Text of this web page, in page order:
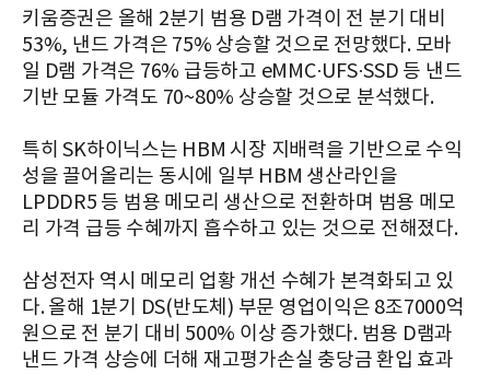
키움증권은 올해 2분기 범용 D램 가격이 전 분기 대비
53%, 낸드 가격은 75% 상승할 것으로 전망했다. 모바
일 D램 가격은 76% 급등하고 eMMC·UFS·SSD 등 낸드
기반 모듈 가격도 70~80% 상승할 것으로 분석했다.
특히 SK하이닉스는 HBM 시장 지배력을 기반으로 수익
성을 끌어올리는 동시에 일부 HBM 생산라인을
LPDDR5 등 범용 메모리 생산으로 전환하며 범용 메모
리 가격 급등 수혜까지 흡수하고 있는 것으로 전해졌다.
삼성전자 역시 메모리 업황 개선 수혜가 본격화되고 있
다. 올해 1분기 DS(반도체) 부문 영업이익은 8조7000억
원으로 전 분기 대비 500% 이상 증가했다. 범용 D램과
낸드 가격 상승에 더해 재고평가손실 충당금 환입 효과